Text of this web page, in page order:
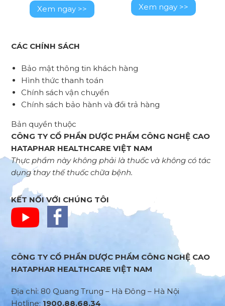
Xem ngay >>
Xem ngay >>
CÁC CHÍNH SÁCH
Bảo mật thông tin khách hàng
Hình thức thanh toán
Chính sách vận chuyển
Chính sách bảo hành và đổi trả hàng
Bản quyền thuộc
CÔNG TY CỔ PHẦN DƯỢC PHẨM CÔNG NGHỆ CAO
HATAPHAR HEALTHCARE VIỆT NAM
Thực phẩm này không phải là thuốc và không có tác
dụng thay thế thuốc chữa bệnh.
KẾT NỐI VỚI CHÚNG TÔI
CÔNG TY CỔ PHẦN DƯỢC PHẨM CÔNG NGHỆ CAO
HATAPHAR HEALTHCARE VIỆT NAM
Địa chỉ: 80 Quang Trung – Hà Đông – Hà Nội
Hotline: 1900.88.68.34